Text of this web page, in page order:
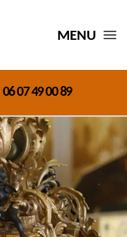
MENU
06 07 49 00 89